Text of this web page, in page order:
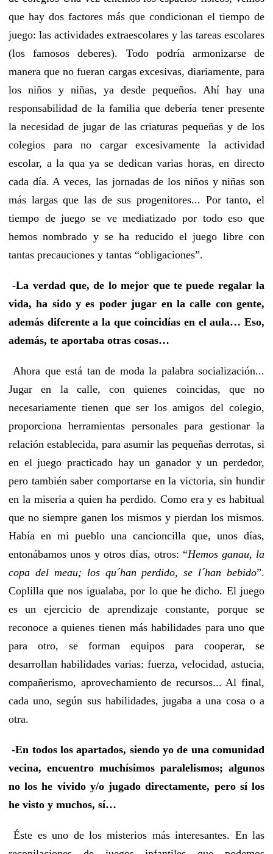
que hay dos factores más que condicionan el tiempo de
juego: las actividades extraescolares y las tareas escolares
(los famosos deberes). Todo podría armonizarse de
manera que no fueran cargas excesivas, diariamente, para
los niños y niñas, ya desde pequeños. Ahí hay una
responsabilidad de la familia que debería tener presente
la necesidad de jugar de las criaturas pequeñas y de los
colegios para no cargar excesivamente la actividad
escolar, a la qua ya se dedican varias horas, en directo
cada día. A veces, las jornadas de los niños y niñas son
más largas que las de sus progenitores... Por tanto, el
tiempo de juego se ve mediatizado por todo eso que
hemos nombrado y se ha reducido el juego libre con
tantas precauciones y tantas “obligaciones”.
-La verdad que, de lo mejor que te puede regalar la
vida, ha sido y es poder jugar en la calle con gente,
además diferente a la que coincidías en el aula… Eso,
además, te aportaba otras cosas…
Ahora que está tan de moda la palabra socialización...
Jugar en la calle, con quienes coincidas, que no
necesariamente tienen que ser los amigos del colegio,
proporciona herramientas personales para gestionar la
relación establecida, para asumir las pequeñas derrotas, si
en el juego practicado hay un ganador y un perdedor,
pero también saber comportarse en la victoria, sin hundir
en la miseria a quien ha perdido. Como era y es habitual
que no siempre ganen los mismos y pierdan los mismos.
Había en mi pueblo una cancioncilla que, unos días,
entonábamos unos y otros días, otros: “Hemos ganau, la
copa del meau; los qu´han perdido, se l´han bebido”.
Coplilla que nos igualaba, por lo que he dicho. El juego
es un ejercicio de aprendizaje constante, porque se
reconoce a quienes tienen más habilidades para uno que
para otro, se forman equipos para cooperar, se
desarrollan habilidades varias: fuerza, velocidad, astucia,
compañerismo, aprovechamiento de recursos... Al final,
cada uno, según sus habilidades, jugaba a una cosa o a
otra.
-En todos los apartados, siendo yo de una comunidad
vecina, encuentro muchísimos paralelismos; algunos
no los he vivido y/o jugado directamente, pero sí los
he visto y muchos, sí…
Éste es uno de los misterios más interesantes. En las